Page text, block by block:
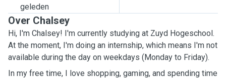
geleden
Over Chalsey
Hi, I'm Chalsey! I'm currently studying at Zuyd Hogeschool.
At the moment, I'm doing an internship, which means I'm not
available during the day on weekdays (Monday to Friday).
In my free time, I love shopping, gaming, and spending time